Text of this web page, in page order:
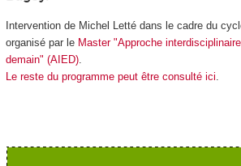
Intervention de Michel Letté dans le cadre du
organisé par le Master "Approche
demain" (AIED).
Le reste du programme peut être consulté ici.